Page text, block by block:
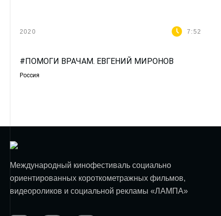
2020 7:52
#ПОМОГИ ВРАЧАМ. ЕВГЕНИЙ МИРОНОВ
Россия
Международный кинофестиваль социально
ориентированных короткометражных фильмов,
видеороликов и социальной рекламы «ЛАМПА»